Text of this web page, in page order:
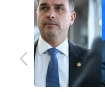
Previous